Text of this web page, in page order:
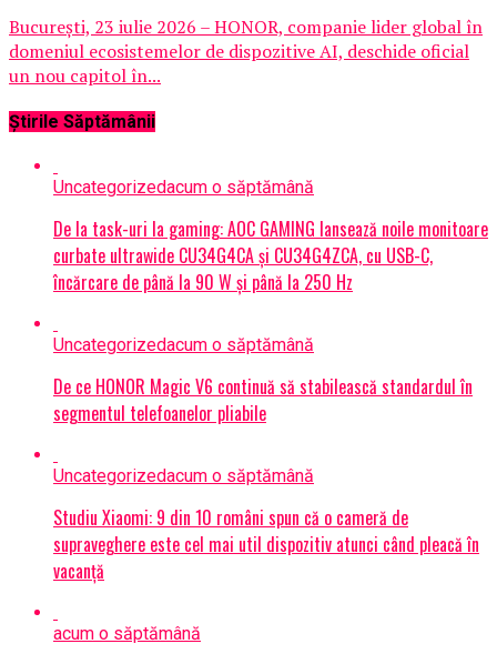
București, 23 iulie 2026 – HONOR, companie lider global în
domeniul ecosistemelor de dispozitive AI, deschide oficial
un nou capitol în...
Știrile Săptămânii
Uncategorizedacum o săptămână
De la task-uri la gaming: AOC GAMING lansează noile monitoare
curbate ultrawide CU34G4CA și CU34G4ZCA, cu USB-C,
încărcare de până la 90 W și până la 250 Hz
Uncategorizedacum o săptămână
De ce HONOR Magic V6 continuă să stabilească standardul în
segmentul telefoanelor pliabile
Uncategorizedacum o săptămână
Studiu Xiaomi: 9 din 10 români spun că o cameră de
supraveghere este cel mai util dispozitiv atunci când pleacă în
vacanță
acum o săptămână